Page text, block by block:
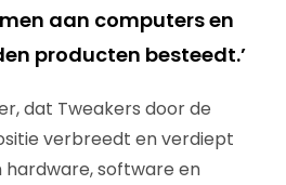
aan computers en
producten besteedt.’
dat Tweakers door de
verbreedt en verdiept
software en